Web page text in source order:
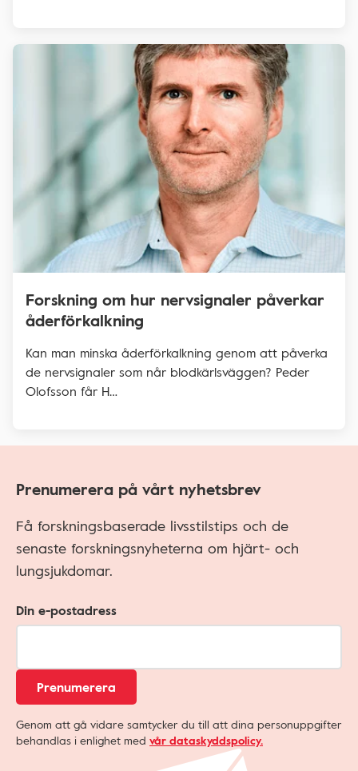
Forskning om hur nervsignaler påverkar
åderförkalkning
Kan man minska åderförkalkning genom att påverka
de nervsignaler som når blodkärlsväggen? Peder
Olofsson får H…
Prenumerera på vårt nyhetsbrev
Få forskningsbaserade livsstilstips och de
senaste forskningsnyheterna om hjärt- och
lungsjukdomar.
Din e-postadress
Prenumerera
Genom att gå vidare samtycker du till att dina personuppgifter
behandlas i enlighet med vår dataskyddspolicy.